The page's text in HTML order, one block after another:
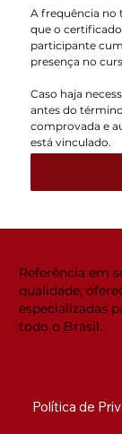
A frequência no
que o certificado
participante
presença no
Caso haja
antes do
comprovada e
está vinculado.
Referência em
qualidade,
especializadas
todo o Brasil.
Política de